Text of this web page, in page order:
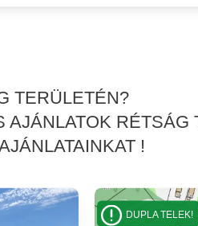
TERÜLETÉN?
RÉTSÁG
!
DUPLA TELEK!